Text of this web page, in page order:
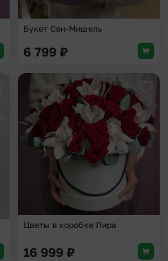
Букет Сен-Мишель
6 799 ₽
Добавить в избранное
Цветы в коробке Лира
16 999 ₽